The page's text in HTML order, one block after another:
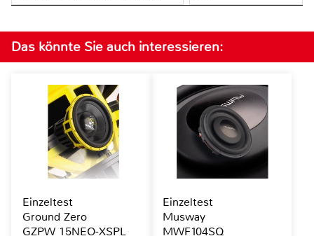
Das könnte Sie auch interessieren:
Einzeltest
Ground Zero
GZPW 15NEO-XSPL
Einzeltest
Musway
MWF104SQ